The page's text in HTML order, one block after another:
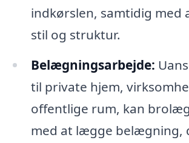
indkørslen, samtidig med
stil og struktur.
Belægningsarbejde:
til private hjem,
offentlige rum, kan
med at lægge belægning,